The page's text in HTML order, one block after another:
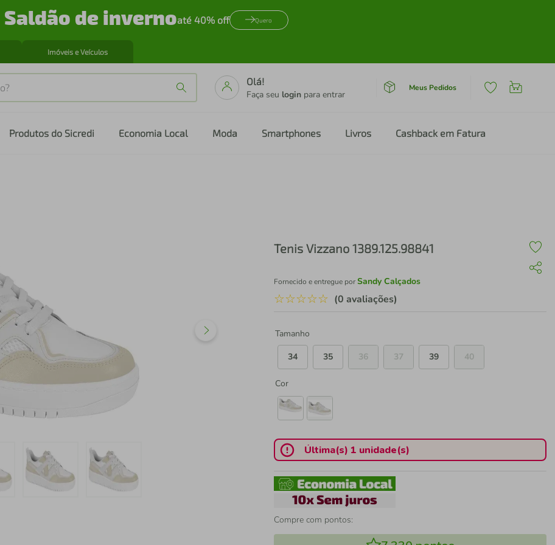
Saldão de invernoaté 40% off Quero
Imóveis e Veículos
Olá!
Faça seu login para entrar
Meus Pedidos
Produtos do Sicredi Economia Local Moda Smartphones Livros Cashback em Fatura
Tenis Vizzano 1389.125.98841
Fornecido e entregue porSandy Calçados
☆☆☆☆☆ (0 avaliações)
Tamanho
34
35 36 37 39 40
Cor
Última(s) 1 unidade(s)
Compre com pontos: